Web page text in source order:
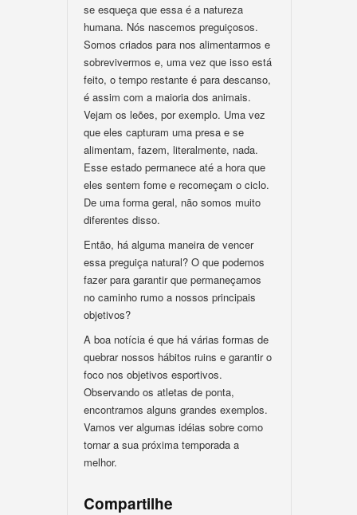
se esqueça que essa é a natureza
humana. Nós nascemos preguiçosos.
Somos criados para nos alimentarmos e
sobrevivermos e, uma vez que isso está
feito, o tempo restante é para descanso,
é assim com a maioria dos animais.
Vejam os leões, por exemplo. Uma vez
que eles capturam uma presa e se
alimentam, fazem, literalmente, nada.
Esse estado permanece até a hora que
eles sentem fome e recomeçam o ciclo.
De uma forma geral, não somos muito
diferentes disso.
Então, há alguma maneira de vencer
essa preguiça natural? O que podemos
fazer para garantir que permaneçamos
no caminho rumo a nossos principais
objetivos?
A boa notícia é que há várias formas de
quebrar nossos hábitos ruins e garantir o
foco nos objetivos esportivos.
Observando os atletas de ponta,
encontramos alguns grandes exemplos.
Vamos ver algumas idéias sobre como
tornar a sua próxima temporada a
melhor.
Compartilhe